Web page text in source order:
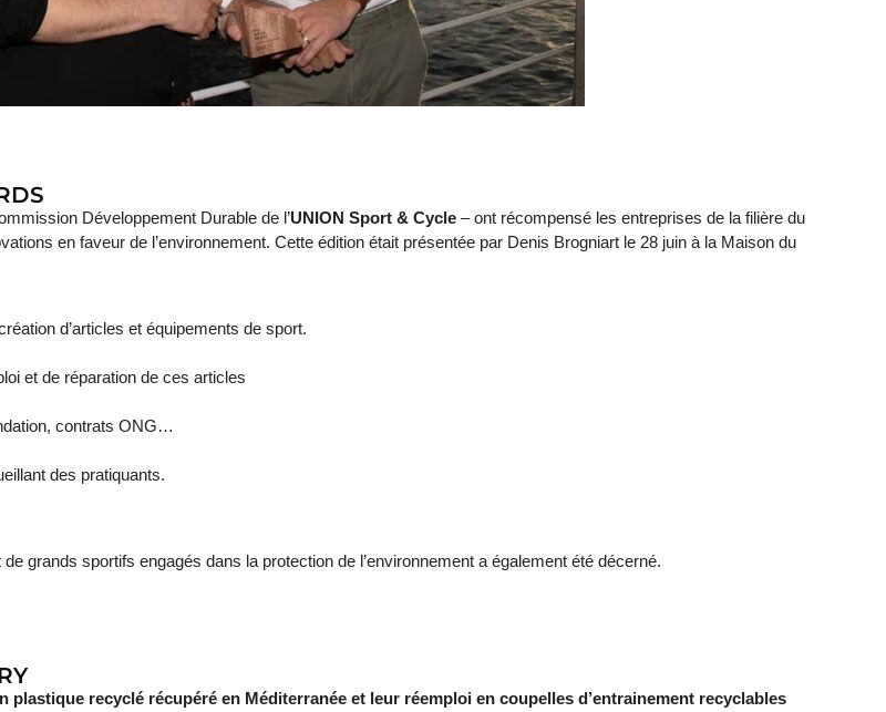
Développement Durable de l’UNION Sport & Cycle – ont récompensé les entreprises de la filière du
en faveur de l’environnement. Cette édition était présentée par Denis Brogniart le 28 juin à la Maison du
d’articles et équipements de sport.
et de réparation de ces articles
contrats ONG…
des pratiquants.
grands sportifs engagés dans la protection de l’environnement a également été décerné.
plastique recyclé récupéré en Méditerranée et leur réemploi en coupelles d’entrainement recyclables